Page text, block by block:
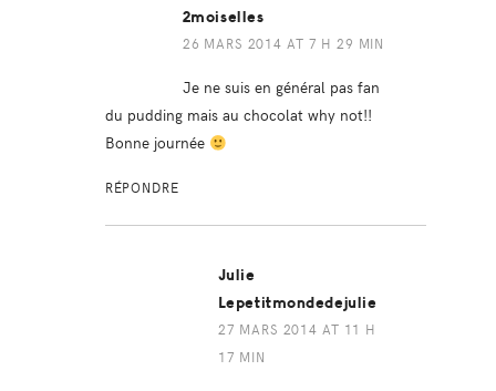
2moiselles
26 MARS 2014 AT 7 H 29 MIN
Je ne suis en général pas fan
du pudding mais au chocolat why not!!
Bonne journée
RÉPONDRE
Julie
Lepetitmondedejulie
27 MARS 2014 AT 11 H
17 MIN